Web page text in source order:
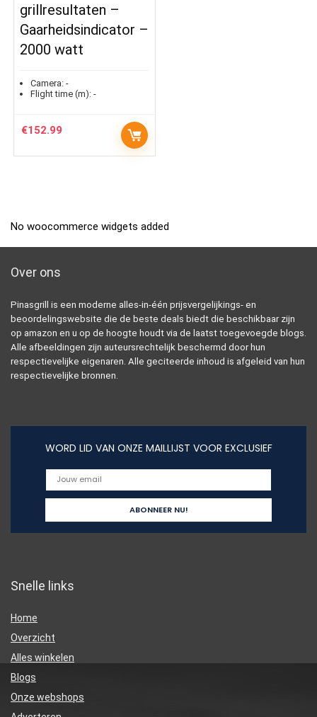
grillresultaten –
Gaarheidsindicator –
2000 watt
Camera: -
Flight time (m): -
€152.99
No woocommerce widgets added
Over ons
Pinasgrill is een moderne alles-in-één prijsvergelijkings- en
beoordelingswebsite die de beste deals biedt die beschikbaar zijn
op amazon en u op de hoogte houdt via de laatst toegevoegde blogs.
Alle afbeeldingen zijn auteursrechtelijk beschermd door hun
respectievelijke eigenaren. Alle geciteerde inhoud is afgeleid van hun
respectievelijke bronnen.
WORD LID VAN ONZE MAILLIJST VOOR EXCLUSIEF
Snelle links
Home
Overzicht
Alles winkelen
Blogs
Onze webshops